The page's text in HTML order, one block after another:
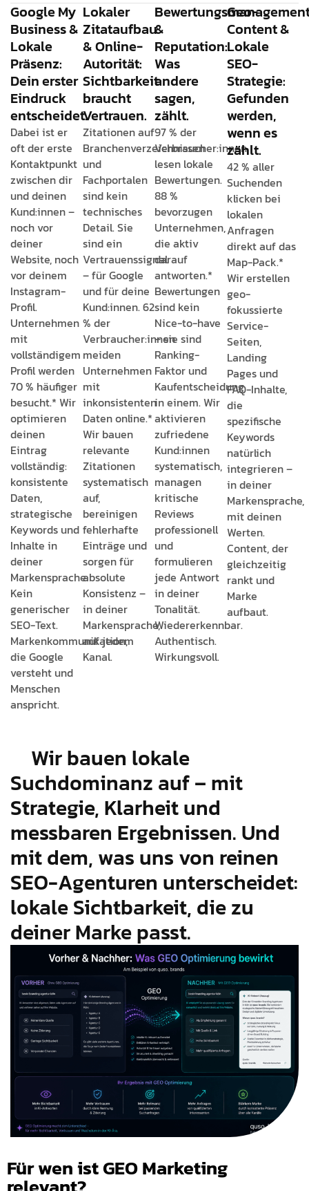
Google My
Business &
Lokale
Präsenz:
Dein erster
Eindruck
entscheidet.
Dabei ist er
oft der erste
Kontaktpunkt
zwischen dir
und deinen
Kund:innen –
noch vor
deiner
Website, noch
vor deinem
Instagram-
Profil.
Unternehmen
mit
vollständigem
Profil werden
70 % häufiger
besucht.* Wir
optimieren
deinen
Eintrag
vollständig:
konsistente
Daten,
strategische
Keywords und
Inhalte in
deiner
Markensprache.
Kein
generischer
SEO-Text.
Markenkommunikation,
die Google
versteht und
Menschen
anspricht.
Lokaler
Zitataufbau
& Online-
Autorität:
Sichtbarkeit
braucht
Vertrauen.
Zitationen auf
Branchenverzeichnissen
und
Fachportalen
sind kein
technisches
Detail. Sie
sind ein
Vertrauenssignal
– für Google
und für deine
Kund:innen. 62
% der
Verbraucher:innen
meiden
Unternehmen
mit
inkonsistenten
Daten online.*
Wir bauen
relevante
Zitationen
systematisch
auf,
bereinigen
fehlerhafte
Einträge und
sorgen für
absolute
Konsistenz –
in deiner
Markensprache,
auf jedem
Kanal.
&
Reputation:
Was
andere
sagen,
zählt.
97 % der
Verbraucher:innen
lesen lokale
Bewertungen.
88 %
bevorzugen
Unternehmen,
die aktiv
darauf
antworten.*
Bewertungen
sind kein
Nice-to-have
– sie sind
Ranking-
Faktor und
Kaufentscheidung
in einem. Wir
aktivieren
zufriedene
Kund:innen
systematisch,
managen
kritische
Reviews
professionell
und
formulieren
jede Antwort
in deiner
Tonalität.
Wiedererkennbar.
Authentisch.
Wirkungsvoll.
Geo-
Content &
Lokale
SEO-
Strategie:
Gefunden
werden,
wenn es
zählt.
42 % aller
Suchenden
klicken bei
lokalen
Anfragen
direkt auf das
Map-Pack.*
Wir erstellen
geo-
fokussierte
Service-
Seiten,
Landing
Pages und
FAQ-Inhalte,
die
spezifische
Keywords
natürlich
integrieren –
in deiner
Markensprache,
mit deinen
Werten.
Content, der
gleichzeitig
rankt und
Marke
aufbaut.
Wir bauen lokale
Suchdominanz auf – mit
Strategie, Klarheit und
messbaren Ergebnissen. Und
mit dem, was uns von reinen
SEO-Agenturen unterscheidet:
lokale Sichtbarkeit, die zu
deiner Marke passt.
Für wen ist GEO Marketing